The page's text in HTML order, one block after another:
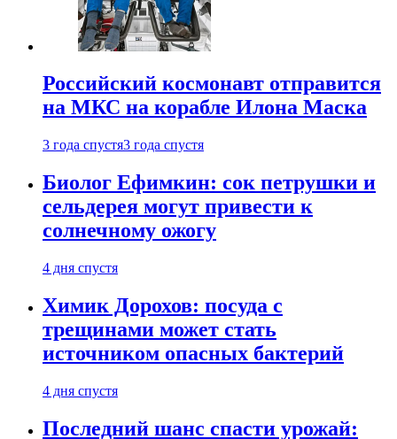
Российский космонавт отправится
на МКС на корабле Илона Маска
3 года спустя3 года спустя
Биолог Ефимкин: сок петрушки и
сельдерея могут привести к
солнечному ожогу
4 дня спустя
Химик Дорохов: посуда с
трещинами может стать
источником опасных бактерий
4 дня спустя
Последний шанс спасти урожай: